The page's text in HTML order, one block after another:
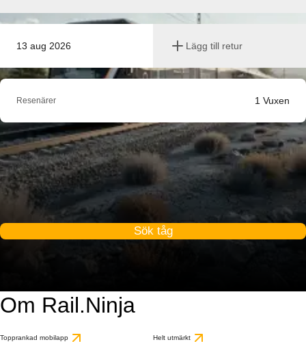
13 aug 2026 Lägg till retur
Resenärer 1 Vuxen
Sök tåg
Om Rail.Ninja
Topprankad mobilapp Helt utmärkt